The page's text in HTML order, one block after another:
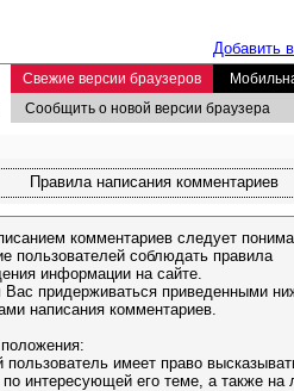
Правила написания комментариев
Сообщить о новой версии браузера
Свежие версии браузеров
Добавить